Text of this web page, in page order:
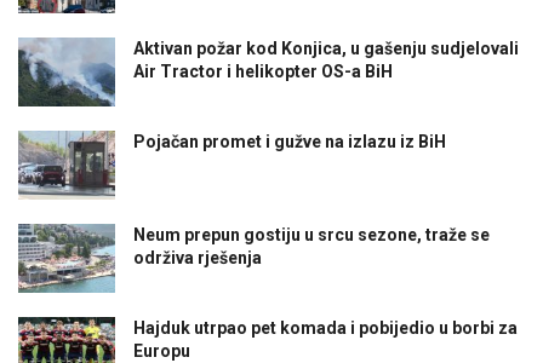
Aktivan požar kod Konjica, u gašenju sudjelovali
Air Tractor i helikopter OS-a BiH
Pojačan promet i gužve na izlazu iz BiH
Neum prepun gostiju u srcu sezone, traže se
održiva rješenja
Hajduk utrpao pet komada i pobijedio u borbi za
Europu